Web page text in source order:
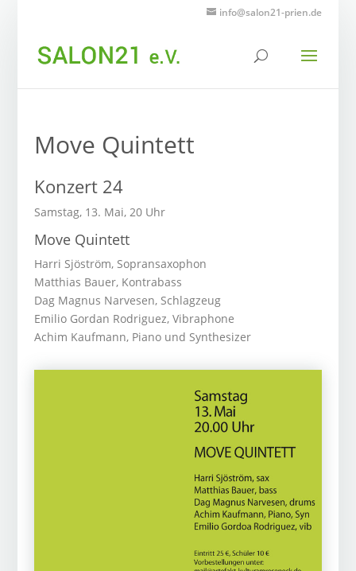
info@salon21-prien.de
Move Quintett
Konzert 24
Samstag, 13. Mai, 20 Uhr
Move Quintett
Harri Sjöström, Sopransaxophon
Matthias Bauer, Kontrabass
Dag Magnus Narvesen, Schlagzeug
Emilio Gordan Rodriguez, Vibraphone
Achim Kaufmann, Piano und Synthesizer